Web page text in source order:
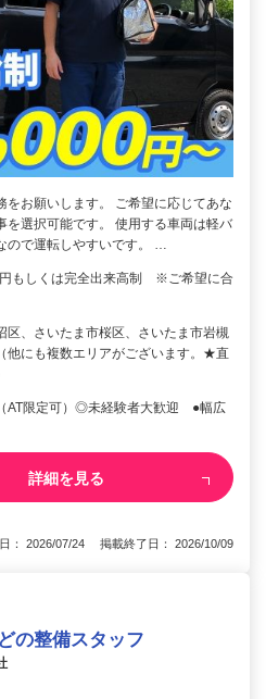
をお願いします。 ご希望に応じてあな
を選択可能です。 使用する車両は軽バ
ので運転しやすいです。 …
もしくは完全出来高制 ※ご希望に合
区、さいたま市桜区、さいたま市岩槻
他にも複数エリアがございます。★直
AT限定可）◎未経験者大歓迎 ●幅広
詳細を見る
： 2026/07/24 掲載終了日： 2026/10/09
の整備スタッフ